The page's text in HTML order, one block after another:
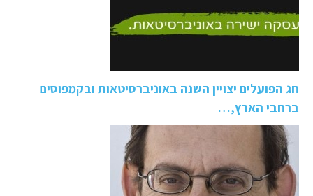
חג הפועלים יצויין השנה באוניברסיטאות ובקמפוסים
ברחבי הארץ,…